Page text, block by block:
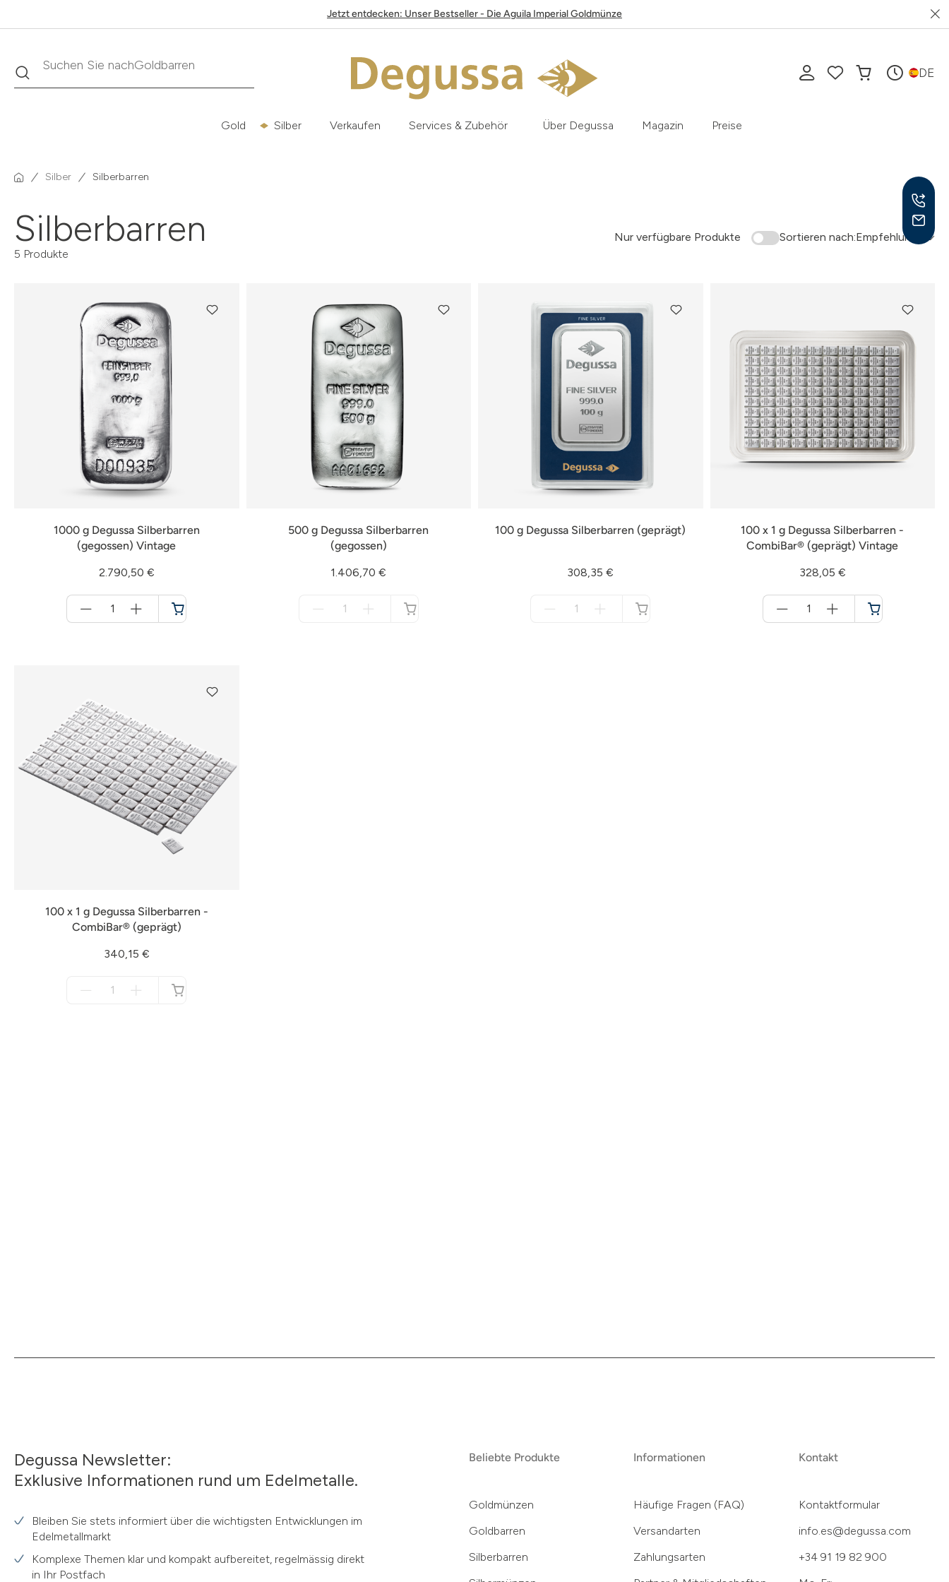
Jetzt entdecken: Unser Bestseller - Die Aguila Imperial Goldmünze
Suche Suchen Sie nach
DE
Gold Silber Verkaufen Services & Zubehör Über Degussa Magazin Preise
Silber Silberbarren
Silberbarren
5 Produkte
Nur verfügbare Produkte Sortieren nach:Empfehlung
1000 g Degussa Silberbarren
(gegossen) Vintage
2.790,50 €
500 g Degussa Silberbarren
(gegossen)
1.406,70 €
100 g Degussa Silberbarren (geprägt)
308,35 €
100 x 1 g Degussa Silberbarren -
CombiBar® (geprägt) Vintage
328,05 €
100 x 1 g Degussa Silberbarren -
CombiBar® (geprägt)
340,15 €
Degussa Newsletter:
Exklusive Informationen rund um Edelmetalle.
Bleiben Sie stets informiert über die wichtigsten Entwicklungen im
Edelmetallmarkt
Komplexe Themen klar und kompakt aufbereitet, regelmässig direkt
in Ihr Postfach
Beliebte Produkte
Goldmünzen
Goldbarren
Silberbarren
Informationen
Häufige Fragen (FAQ)
Versandarten
Zahlungsarten
Kontakt
Kontaktformular
info.es@degussa.com
+34 91 19 82 900